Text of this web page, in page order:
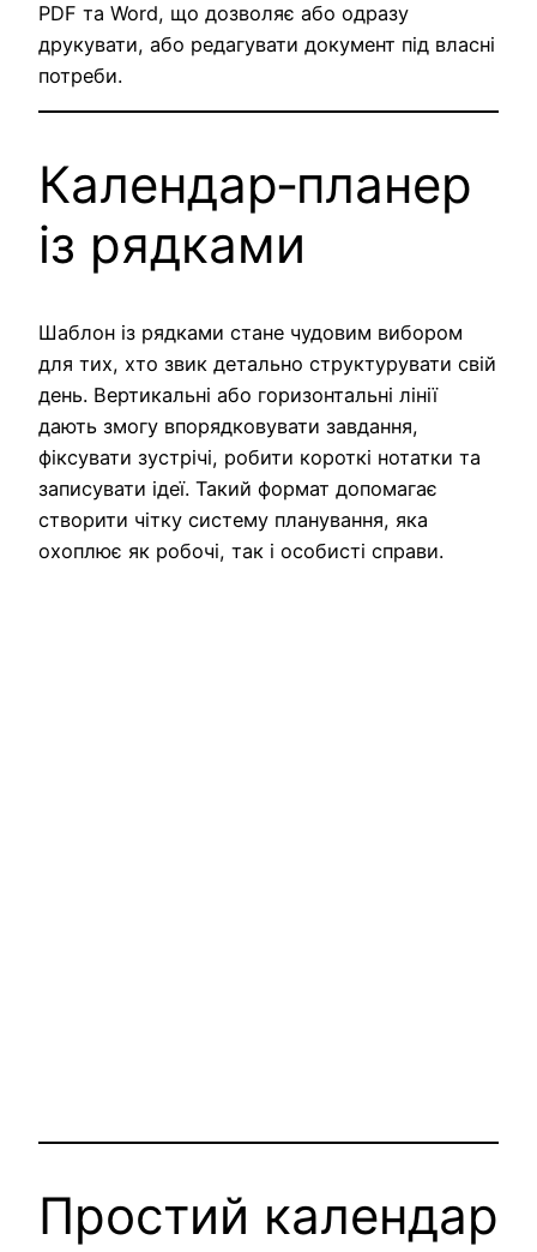
PDF та Word, що дозволяє або одразу
друкувати, або редагувати документ під власні
потреби.
Календар‑планер
із рядками
Шаблон із рядками стане чудовим вибором
для тих, хто звик детально структурувати свій
день. Вертикальні або горизонтальні лінії
дають змогу впорядковувати завдання,
фіксувати зустрічі, робити короткі нотатки та
записувати ідеї. Такий формат допомагає
створити чітку систему планування, яка
охоплює як робочі, так і особисті справи.
Простий календар